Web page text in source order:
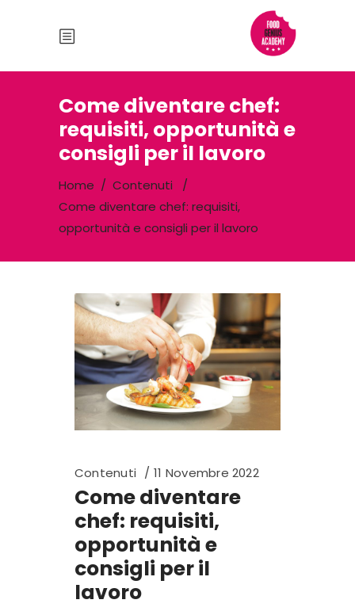
Come diventare chef:
requisiti, opportunità e
consigli per il lavoro
Home / Contenuti
/
Come diventare chef: requisiti,
opportunità e consigli per il lavoro
Contenuti 11 Novembre 2022
Come diventare
chef: requisiti,
opportunità e
consigli per il
lavoro